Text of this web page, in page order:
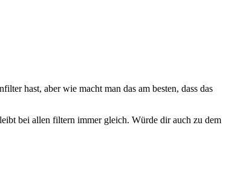
hast, aber wie macht man das am besten, dass das
bei allen filtern immer gleich. Würde dir auch zu dem